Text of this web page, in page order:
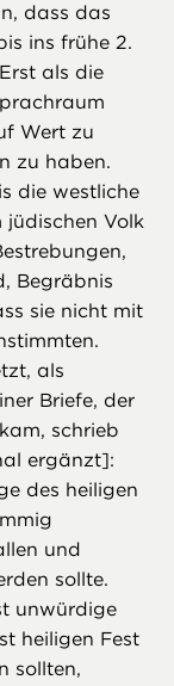
dass das
ins frühe 2.
als die
Wert zu
zu haben.
die westliche
jüdischen Volk
Begräbnis
sie nicht mit
als
Briefe, der
schrieb
ergänzt]:
des heiligen
und
sollte.
unwürdige
heiligen Fest
sollten,